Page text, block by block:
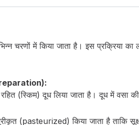
चरणों में किया जाता है। इस प्रक्रिया
रहित (स्किम) दूध लिया जाता है। दूध में वसा
(pasteurized) किया जाता है ताकि